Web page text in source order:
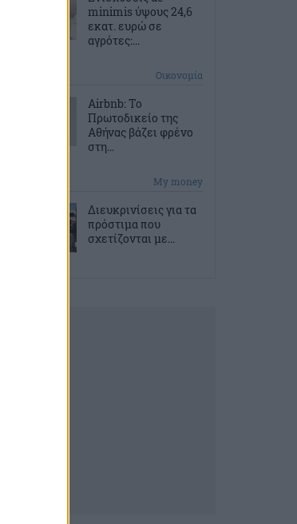
minimis ύψους 24,6
εκατ. ευρώ σε
αγρότες:...
Οικονομία
Airbnb: Το
Πρωτοδικείο της
Αθήνας βάζει φρένο
στη...
My money
Διευκρινίσεις για τα
πρόστιμα που
σχετίζονται με...